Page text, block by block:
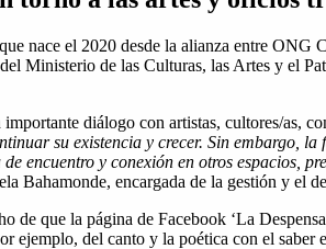
nace el 2020 desde la alianza entre
Ministerio de las Culturas, las Artes y el
diálogo con artistas, cultores/as,
su existencia y crecer. Sin embargo,
encuentro y conexión en otros espacios,
Bahamonde, encargada de la gestión y el
que la página de Facebook ‘La
del canto y la poética con el saber